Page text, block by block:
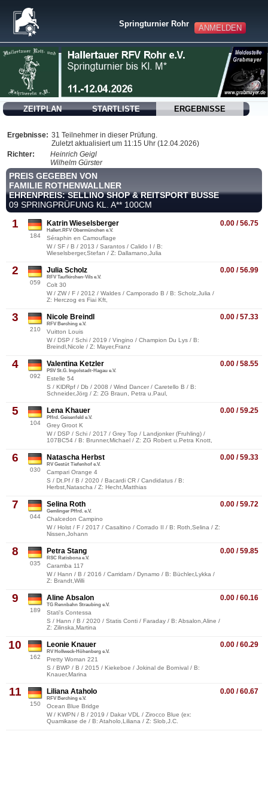
ANMELDEN
Springturnier Rohr
ZEITPLAN STARTLISTE ERGEBNISSE
Ergebnisse: 31 Teilnehmer in dieser Prüfung.
Zuletzt aktualisiert um 11:15 Uhr (12.04.2026)
Richter:
Heinrich Geigl
Wilhelm Gürster
PREIS GEGEBEN VON
FAMILIE ROTHENWALLNER
EHRENPREIS: SELLINO SHOP & REITSPORT BUSSE
09 SPRINGPRÜFUNG KL. A** 100CM
1
184
0.00 / 56.75
Katrin Wieselsberger
Hallert.RFV Obermünchen e.V.
Séraphin en Camouflage
W / SF / B / 2013 / Sarantos / Calido I / B:
Wieselsberger,Stefan / Z: Dallamano,Julia
2
059
0.00 / 56.99
Julia Scholz
RFV Taufkirchen-Vils e.V.
Colt 30
W / ZW / F / 2012 / Waldes / Camporado B / B: Scholz,Julia /
Z: Herczog es Fiai Kft,
3
210
0.00 / 57.33
Nicole Breindl
RFV Berching e.V.
Vuitton Louis
W / DSP / Schi / 2019 / Vingino / Champion Du Lys / B:
Breindl,Nicole / Z: Mayer,Franz
4
092
0.00 / 58.55
Valentina Ketzler
PSV St.G. Ingolstadt-Hagau e.V.
Estelle 54
S / KlDRpf / Db / 2008 / Wind Dancer / Caretello B / B:
Schneider,Jörg / Z: ZG Braun, Petra u.Paul,
5
104
0.00 / 59.25
Lena Khauer
Pffrd. Geisenfeld e.V.
Grey Groot K
W / DSP / Schi / 2017 / Grey Top / Landjonker (Fruhling) /
107BC54 / B: Brunner,Michael / Z: ZG Robert u.Petra Knott,
6
030
0.00 / 59.33
Natascha Herbst
RV Gestüt Tiefenhof e.V.
Campari Orange 4
S / Dt.Pf / B / 2020 / Bacardi CR / Candidatus / B:
Herbst,Natascha / Z: Hecht,Matthias
7
044
0.00 / 59.72
Selina Roth
Gemlinger Pffrd. e.V.
Chalcedon Campino
W / Holst / F / 2017 / Casaltino / Corrado II / B: Roth,Selina / Z:
Nissen,Johann
8
035
0.00 / 59.85
Petra Stang
RSC Ratisbona e.V.
Caramba 117
W / Hann / B / 2016 / Carridam / Dynamo / B: Büchler,Lykka /
Z: Brandt,Willi
9
189
0.00 / 60.16
Aline Absalon
TG Rennbahn Straubing e.V.
Stati's Contessa
S / Hann / B / 2020 / Statis Conti / Faraday / B: Absalon,Aline /
Z: Zilinska,Martina
10
162
0.00 / 60.29
Leonie Knauer
RV Hollweck-Höhenberg e.V.
Pretty Woman 221
S / BWP / B / 2015 / Kiekeboe / Jokinal de Bornival / B:
Knauer,Marina
11
150
0.00 / 60.67
Liliana Ataholo
RFV Berching e.V.
Ocean Blue Bridge
W / KWPN / B / 2019 / Dakar VDL / Zirocco Blue (ex:
Quamikase de / B: Ataholo,Liliana / Z: Slob,J.C.